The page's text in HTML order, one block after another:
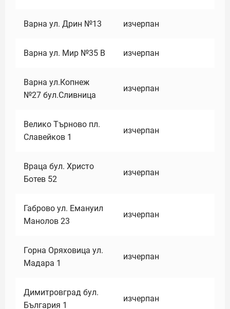
Варна ул. Дрин №13 изчерпан
Варна ул. Мир №35 В изчерпан
Варна ул.Копнеж
№27 бул.Сливница
изчерпан
Велико Търново пл.
Славейков 1
изчерпан
Враца бул. Христо
Ботев 52
изчерпан
Габрово ул. Емануил
Манолов 23
изчерпан
Горна Оряховица ул.
Мадара 1
изчерпан
Димитровград бул.
България 1
изчерпан